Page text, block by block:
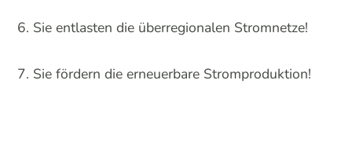
Sie entlasten die überregionalen Stromnetze!
Sie fördern die erneuerbare Stromproduktion!